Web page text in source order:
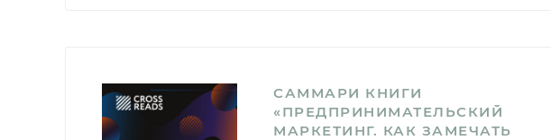
САММАРИ КНИГИ
«ПРЕДПРИНИМАТЕЛЬСКИЙ
МАРКЕТИНГ. КАК ЗАМЕЧАТЬ